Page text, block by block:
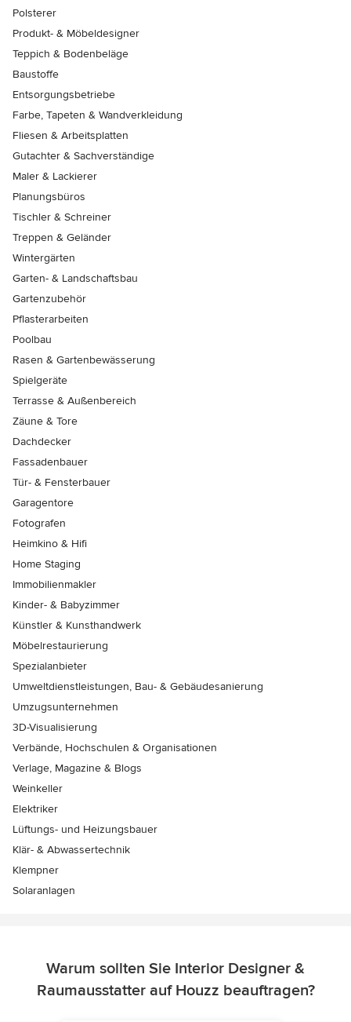
Polsterer
Produkt- & Möbeldesigner
Teppich & Bodenbeläge
Baustoffe
Entsorgungsbetriebe
Farbe, Tapeten & Wandverkleidung
Fliesen & Arbeitsplatten
Gutachter & Sachverständige
Maler & Lackierer
Planungsbüros
Tischler & Schreiner
Treppen & Geländer
Wintergärten
Garten- & Landschaftsbau
Gartenzubehör
Pflasterarbeiten
Poolbau
Rasen & Gartenbewässerung
Spielgeräte
Terrasse & Außenbereich
Zäune & Tore
Dachdecker
Fassadenbauer
Tür- & Fensterbauer
Garagentore
Fotografen
Heimkino & Hifi
Home Staging
Immobilienmakler
Kinder- & Babyzimmer
Künstler & Kunsthandwerk
Möbelrestaurierung
Spezialanbieter
Umweltdienstleistungen, Bau- & Gebäudesanierung
Umzugsunternehmen
3D-Visualisierung
Verbände, Hochschulen & Organisationen
Verlage, Magazine & Blogs
Weinkeller
Elektriker
Lüftungs- und Heizungsbauer
Klär- & Abwassertechnik
Klempner
Solaranlagen
Warum sollten Sie Interior Designer &
Raumausstatter auf Houzz beauftragen?